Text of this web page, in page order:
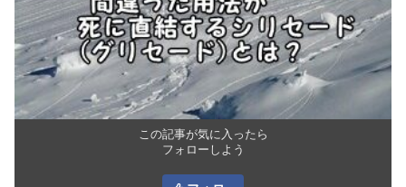
この記事が気に入ったら
フォローしよう